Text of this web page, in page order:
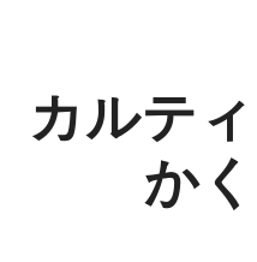
カルテ
か